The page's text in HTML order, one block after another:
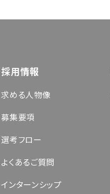
採用情報
求める人物像
募集要項
選考フロー
よくあるご質問
インターンシップ